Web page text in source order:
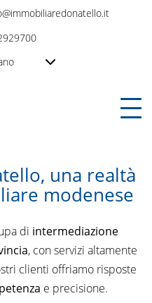
una realtà
modenese
di intermediazione
, con servizi altamente
clienti offriamo risposte
e precisione.